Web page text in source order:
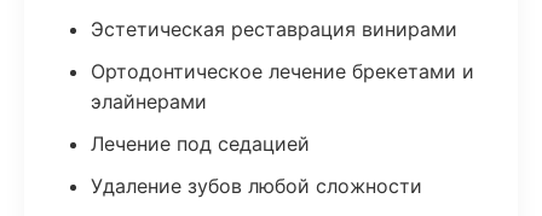
Эстетическая реставрация винирами
Ортодонтическое лечение брекетами и
элайнерами
Лечение под седацией
Удаление зубов любой сложности